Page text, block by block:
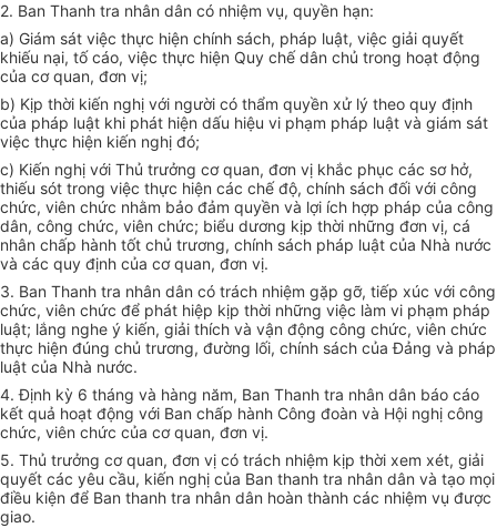
2. Ban Thanh tra nhân dân có nhiệm vụ, quyền hạn:
a) Giám sát việc thực hiện chính sách, pháp luật, việc giải quyết
khiếu nại, tố cáo, việc thực hiện Quy chế dân chủ trong hoạt động
của cơ quan, đơn vị;
b) Kịp thời kiến nghị với người có thẩm quyền xử lý theo quy định
của pháp luật khi phát hiện dấu hiệu vi phạm pháp luật và giám sát
việc thực hiện kiến nghị đó;
c) Kiến nghị với Thủ trưởng cơ quan, đơn vị khắc phục các sơ hở,
thiếu sót trong việc thực hiện các chế độ, chính sách đối với công
chức, viên chức nhằm bảo đảm quyền và lợi ích hợp pháp của công
dân, công chức, viên chức; biểu dương kịp thời những đơn vị, cá
nhân chấp hành tốt chủ trương, chính sách pháp luật của Nhà nước
và các quy định của cơ quan, đơn vị.
3. Ban Thanh tra nhân dân có trách nhiệm gặp gỡ, tiếp xúc với công
chức, viên chức để phát hiệp kịp thời những việc làm vi phạm pháp
luật; lắng nghe ý kiến, giải thích và vận động công chức, viên chức
thực hiện đúng chủ trương, đường lối, chính sách của Đảng và pháp
luật của Nhà nước.
4. Định kỳ 6 tháng và hàng năm, Ban Thanh tra nhân dân báo cáo
kết quả hoạt động với Ban chấp hành Công đoàn và Hội nghị công
chức, viên chức của cơ quan, đơn vị.
5. Thủ trưởng cơ quan, đơn vị có trách nhiệm kịp thời xem xét, giải
quyết các yêu cầu, kiến nghị của Ban thanh tra nhân dân và tạo mọi
điều kiện để Ban thanh tra nhân dân hoàn thành các nhiệm vụ được
giao.